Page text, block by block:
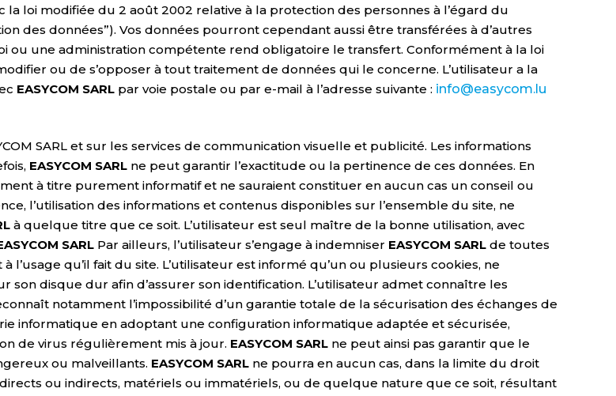
loi modifiée du 2 août 2002 relative à la protection des personnes à l’égard du
des données”). Vos données pourront cependant aussi être transférées à d’autres
ou une administration compétente rend obligatoire le transfert. Conformément à la loi
ou de s’opposer à tout traitement de données qui le concerne. L’utilisateur a la
EASYCOM SARL par voie postale ou par e-mail à l’adresse suivante : info@easycom.lu
SARL et sur les services de communication visuelle et publicité. Les informations
EASYCOM SARL ne peut garantir l’exactitude ou la pertinence de ces données. En
à titre purement informatif et ne sauraient constituer en aucun cas un conseil ou
l’utilisation des informations et contenus disponibles sur l’ensemble du site, ne
à quelque titre que ce soit. L’utilisateur est seul maître de la bonne utilisation, avec
SARL Par ailleurs, l’utilisateur s’engage à indemniser EASYCOM SARL de toutes
qu’il fait du site. L’utilisateur est informé qu’un ou plusieurs cookies, ne
disque dur afin d’assurer son identification. L’utilisateur admet connaître les
notamment l’impossibilité d’un garantie totale de la sécurisation des échanges de
informatique en adoptant une configuration informatique adaptée et sécurisée,
de virus régulièrement mis à jour. EASYCOM SARL ne peut ainsi pas garantir que le
ou malveillants. EASYCOM SARL ne pourra en aucun cas, dans la limite du droit
ou indirects, matériels ou immatériels, ou de quelque nature que ce soit, résultant